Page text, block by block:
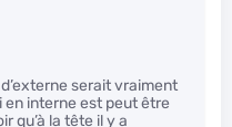
serait vraiment
en interne est peut être
qu’à la tête il y a